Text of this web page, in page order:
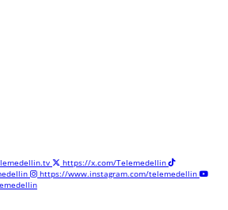
https://x.com/Telemedellin
https://www.instagram.com/telemedellin